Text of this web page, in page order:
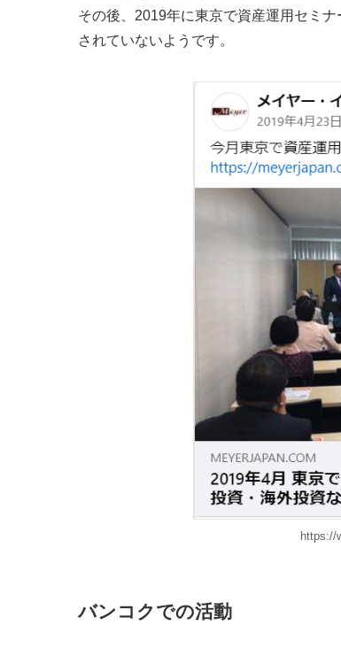
その後、2019年に東京で資産運用セミ
されていないようです。
https://
バンコクでの活動